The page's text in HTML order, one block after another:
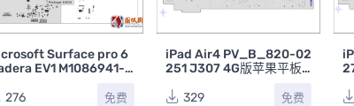
iPad Air4 PV_B_820-02
251 J307 4G版苹果平板
329
免费
iPad Air4 PV_A_820-02
274 J307 WIFI版苹果平板
186
免费